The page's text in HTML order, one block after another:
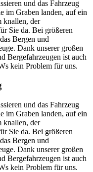
und das Fahrzeug
im Graben landen, auf ein
knallen, der
Sie da. Bei größeren
Bergen und
Dank unserer großen
Bergefahrzeugen ist auch
kein Problem für uns.
und das Fahrzeug
im Graben landen, auf ein
knallen, der
Sie da. Bei größeren
Bergen und
Dank unserer großen
Bergefahrzeugen ist auch
kein Problem für uns.